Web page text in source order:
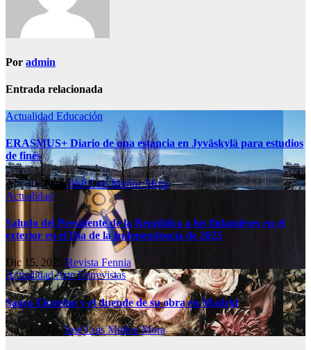
Por admin
Entrada relacionada
Actualidad Educación
ERASMUS+ Diario de una estancia en Jyväskylä para estudios
de finés
Abr 30, 2026José Luis Muñoz Mora
Actualidad
Saludo del Presidente de la República a los finlandeses en el
exterior en el Día de la Independencia de 2025
Dic 15, 2025 Revista Fennia
ActualidadArteEntrevistas
Saara Ekström y el duende de su obra en Madrid
Nov 4, 2025José Luis Muñoz Mora